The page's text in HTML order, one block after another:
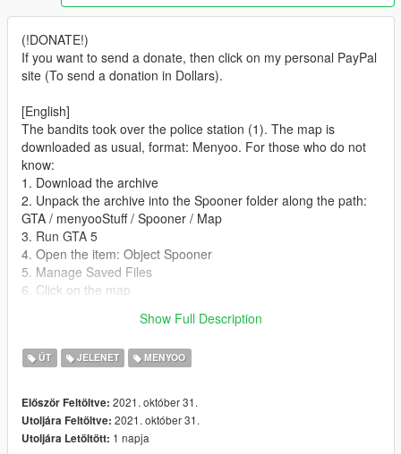
(!DONATE!)
If you want to send a donate, then click on my personal PayPal
site (To send a donation in Dollars).
[English]
The bandits took over the police station (1). The map is
downloaded as usual, format: Menyoo. For those who do not
know:
1. Download the archive
2. Unpack the archive into the Spooner folder along the path:
GTA / menyooStuff / Spooner / Map
3. Run GTA 5
4. Open the item: Object Spooner
5. Manage Saved Files
6. Click on the map
Show Full Description
ÚT JELENET MENYOO
Először Feltöltve: 2021. október 31.
Utoljára Feltöltve: 2021. október 31.
Utoljára Letöltött: 1 napja